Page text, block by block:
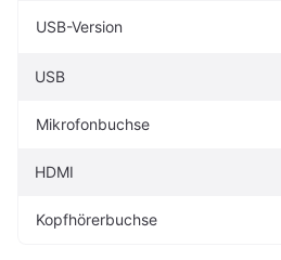
USB-Version
USB
Mikrofonbuchse
HDMI
Kopfhörerbuchse